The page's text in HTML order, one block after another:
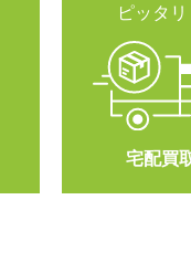
ピッタリ
宅配買